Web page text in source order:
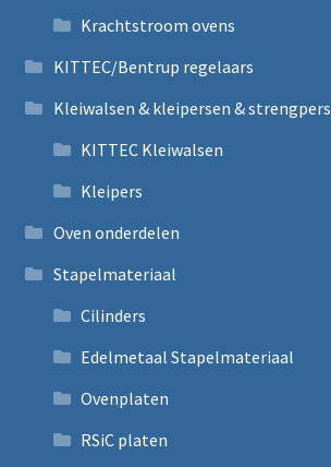
Krachtstroom ovens
KITTEC/Bentrup regelaars
Kleiwalsen & kleipersen & strengpers
KITTEC Kleiwalsen
Kleipers
Oven onderdelen
Stapelmateriaal
Cilinders
Edelmetaal Stapelmateriaal
Ovenplaten
RSiC platen